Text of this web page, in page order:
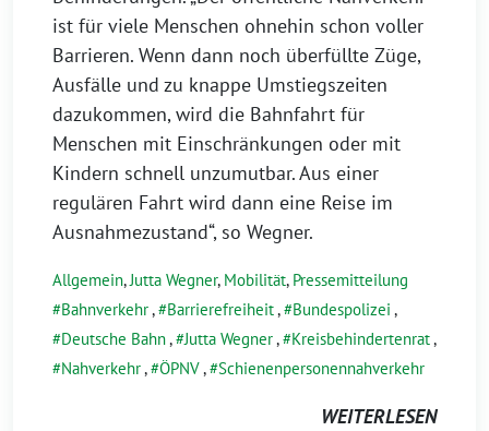
ist für viele Menschen ohnehin schon voller
Barrieren. Wenn dann noch überfüllte Züge,
Ausfälle und zu knappe Umstiegszeiten
dazukommen, wird die Bahnfahrt für
Menschen mit Einschränkungen oder mit
Kindern schnell unzumutbar. Aus einer
regulären Fahrt wird dann eine Reise im
Ausnahmezustand“, so Wegner.
Allgemein,Jutta Wegner, Mobilität, Pressemitteilung
Bahnverkehr, Barrierefreiheit, Bundespolizei ,
Deutsche Bahn, Jutta Wegner, Kreisbehindertenrat,
Nahverkehr, ÖPNV, Schienenpersonennahverkehr
WEITERLESEN